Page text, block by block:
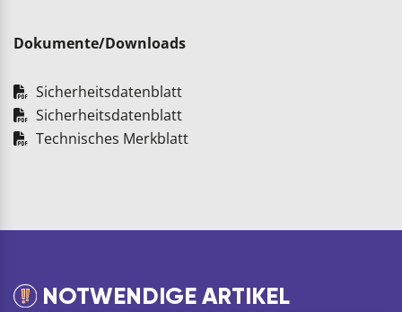
Dokumente/Downloads
Sicherheitsdatenblatt
Sicherheitsdatenblatt
Technisches Merkblatt
NOTWENDIGE ARTIKEL